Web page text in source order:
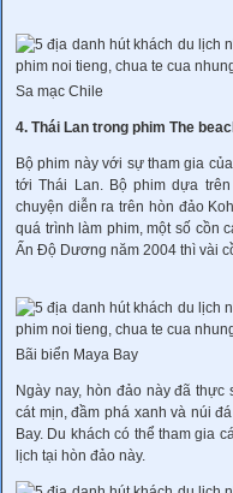
Sa mạc Chile
4. Thái Lan trong phim The
Bộ phim này với sự tham gia
tới Thái Lan. Bộ phim dựa
chuyện diễn ra trên hòn đảo
quá trình làm phim, một số cồn
Ấn Độ Dương năm 2004 thì vài
Bãi biển Maya Bay
Ngày nay, hòn đảo này đã
cát mịn, đầm phá xanh và núi
Bay. Du khách có thể tham gia
lịch tại hòn đảo này.